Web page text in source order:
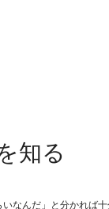
知る
なんだ」と分かれば